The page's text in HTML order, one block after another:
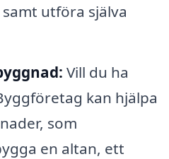
utföra själva
Vill du ha
kan hjälpa
som
en altan, ett